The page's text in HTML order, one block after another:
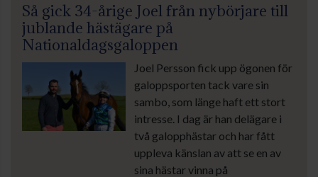
Så gick 34-årige Joel från nybörjare till
jublande hästägare på
Nationaldagsgaloppen
Joel Persson fick upp ögonen för
galoppsporten tack vare sin
sambo, som länge haft ett stort
intresse. I dag är han delägare i
två galopphästar och har fått
uppleva känslan av att se en av
sina hästar vinna på